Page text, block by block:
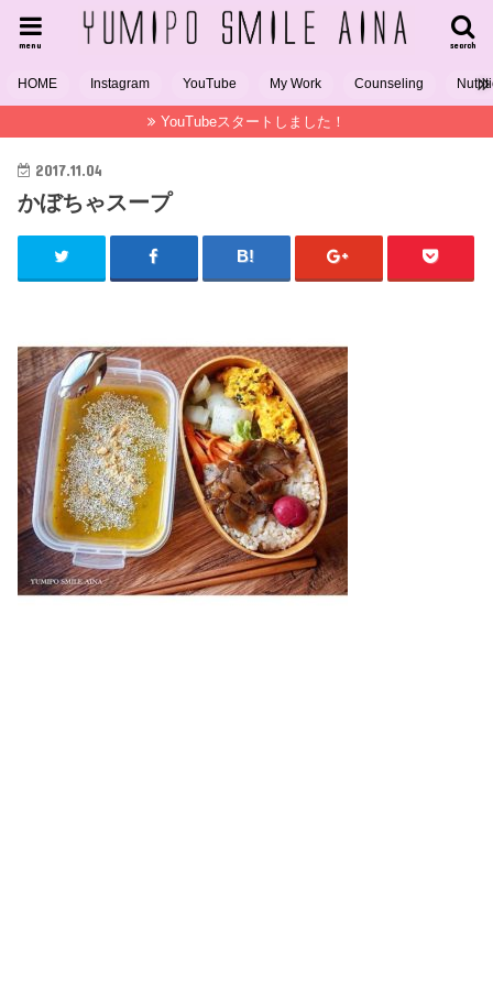
search
menu
HOME Instagram YouTube My Work Counseling
YouTubeスタートしました！
2017.11.04
かぼちゃスープ